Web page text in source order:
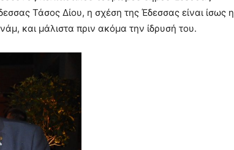
Τάσος Δίου, η σχέση της Έδεσσας είναι ίσως η
και μάλιστα πριν ακόμα την ίδρυσή του.